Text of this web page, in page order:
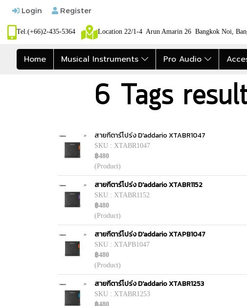
Login Register
Tel.(+66)2-435-5364 Location 22/1-4 Arun Amarin 26 Bangkok Noi,
Home Musical Instruments Pro Audio
6 Tags
สายกีตาร์โปร่ง D'addario XTABR1047
SKU : XTABR1047
฿480
(Product)
สายกีตาร์โปร่ง D'addario XTABR1152
SKU : XTABR1152
฿480
(Product)
สายกีตาร์โปร่ง D'addario XTAPB1047
SKU : XTAPB1047
฿480
(Product)
สายกีตาร์โปร่ง D'addario XTABR1253
SKU : XTABR1253
฿480